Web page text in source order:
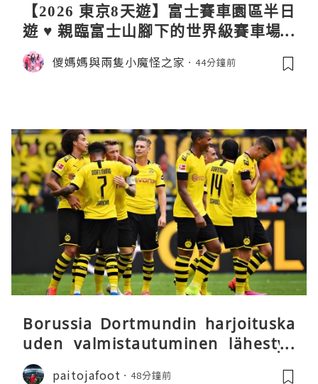
【2026 東京8天遊】富士賽車園區半日
遊 ♥ 親臨富士山腳下的世界級賽車場 F
uji SpeedWay。參觀富士賽車博物
館。到觀景餐廳邊觀賞賽車邊嘆午餐
儍媽媽與兩隻小魔怪之家 44分鐘前
Borussia Dortmundin harjoituska
uden valmistautuminen lähestyy
päätöstään
paitojafoot 48分鐘前